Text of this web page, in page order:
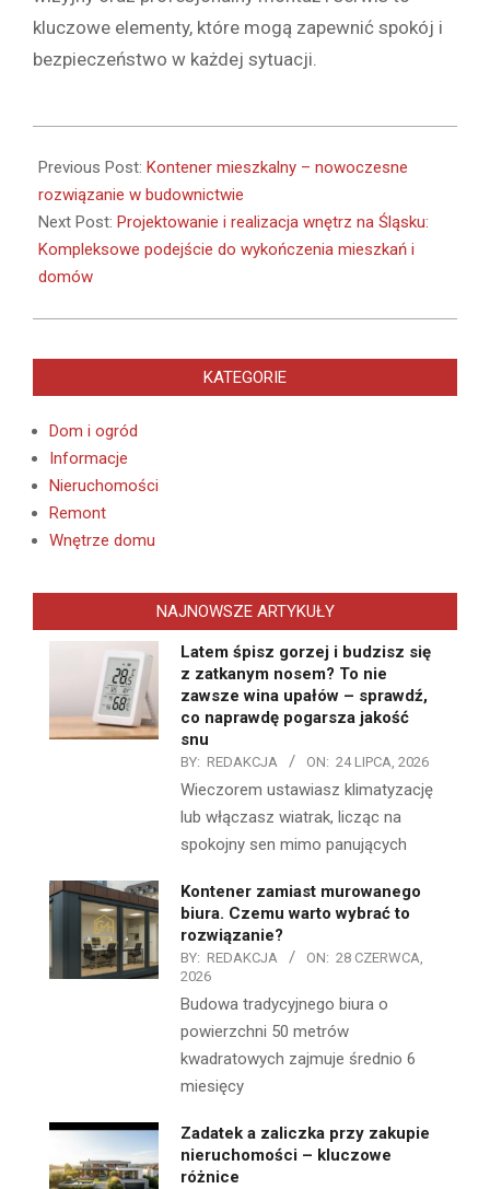
kluczowe elementy, które mogą zapewnić spokój i
bezpieczeństwo w każdej sytuacji.
02-
08
Previous Post: Kontener mieszkalny – nowoczesne
rozwiązanie w budownictwie
Next Post: Projektowanie i realizacja wnętrz na Śląsku:
Kompleksowe podejście do wykończenia mieszkań i
domów
KATEGORIE
Dom i ogród
Informacje
Nieruchomości
Remont
Wnętrze domu
NAJNOWSZE ARTYKUŁY
Latem śpisz gorzej i budzisz się
z zatkanym nosem? To nie
zawsze wina upałów – sprawdź,
co naprawdę pogarsza jakość
snu
BY: REDAKCJA ON: 24 LIPCA, 2026
Wieczorem ustawiasz klimatyzację
lub włączasz wiatrak, licząc na
spokojny sen mimo panujących
Kontener zamiast murowanego
biura. Czemu warto wybrać to
rozwiązanie?
BY: REDAKCJA ON: 28 CZERWCA,
2026
Budowa tradycyjnego biura o
powierzchni 50 metrów
kwadratowych zajmuje średnio 6
miesięcy
Zadatek a zaliczka przy zakupie
nieruchomości – kluczowe
różnice